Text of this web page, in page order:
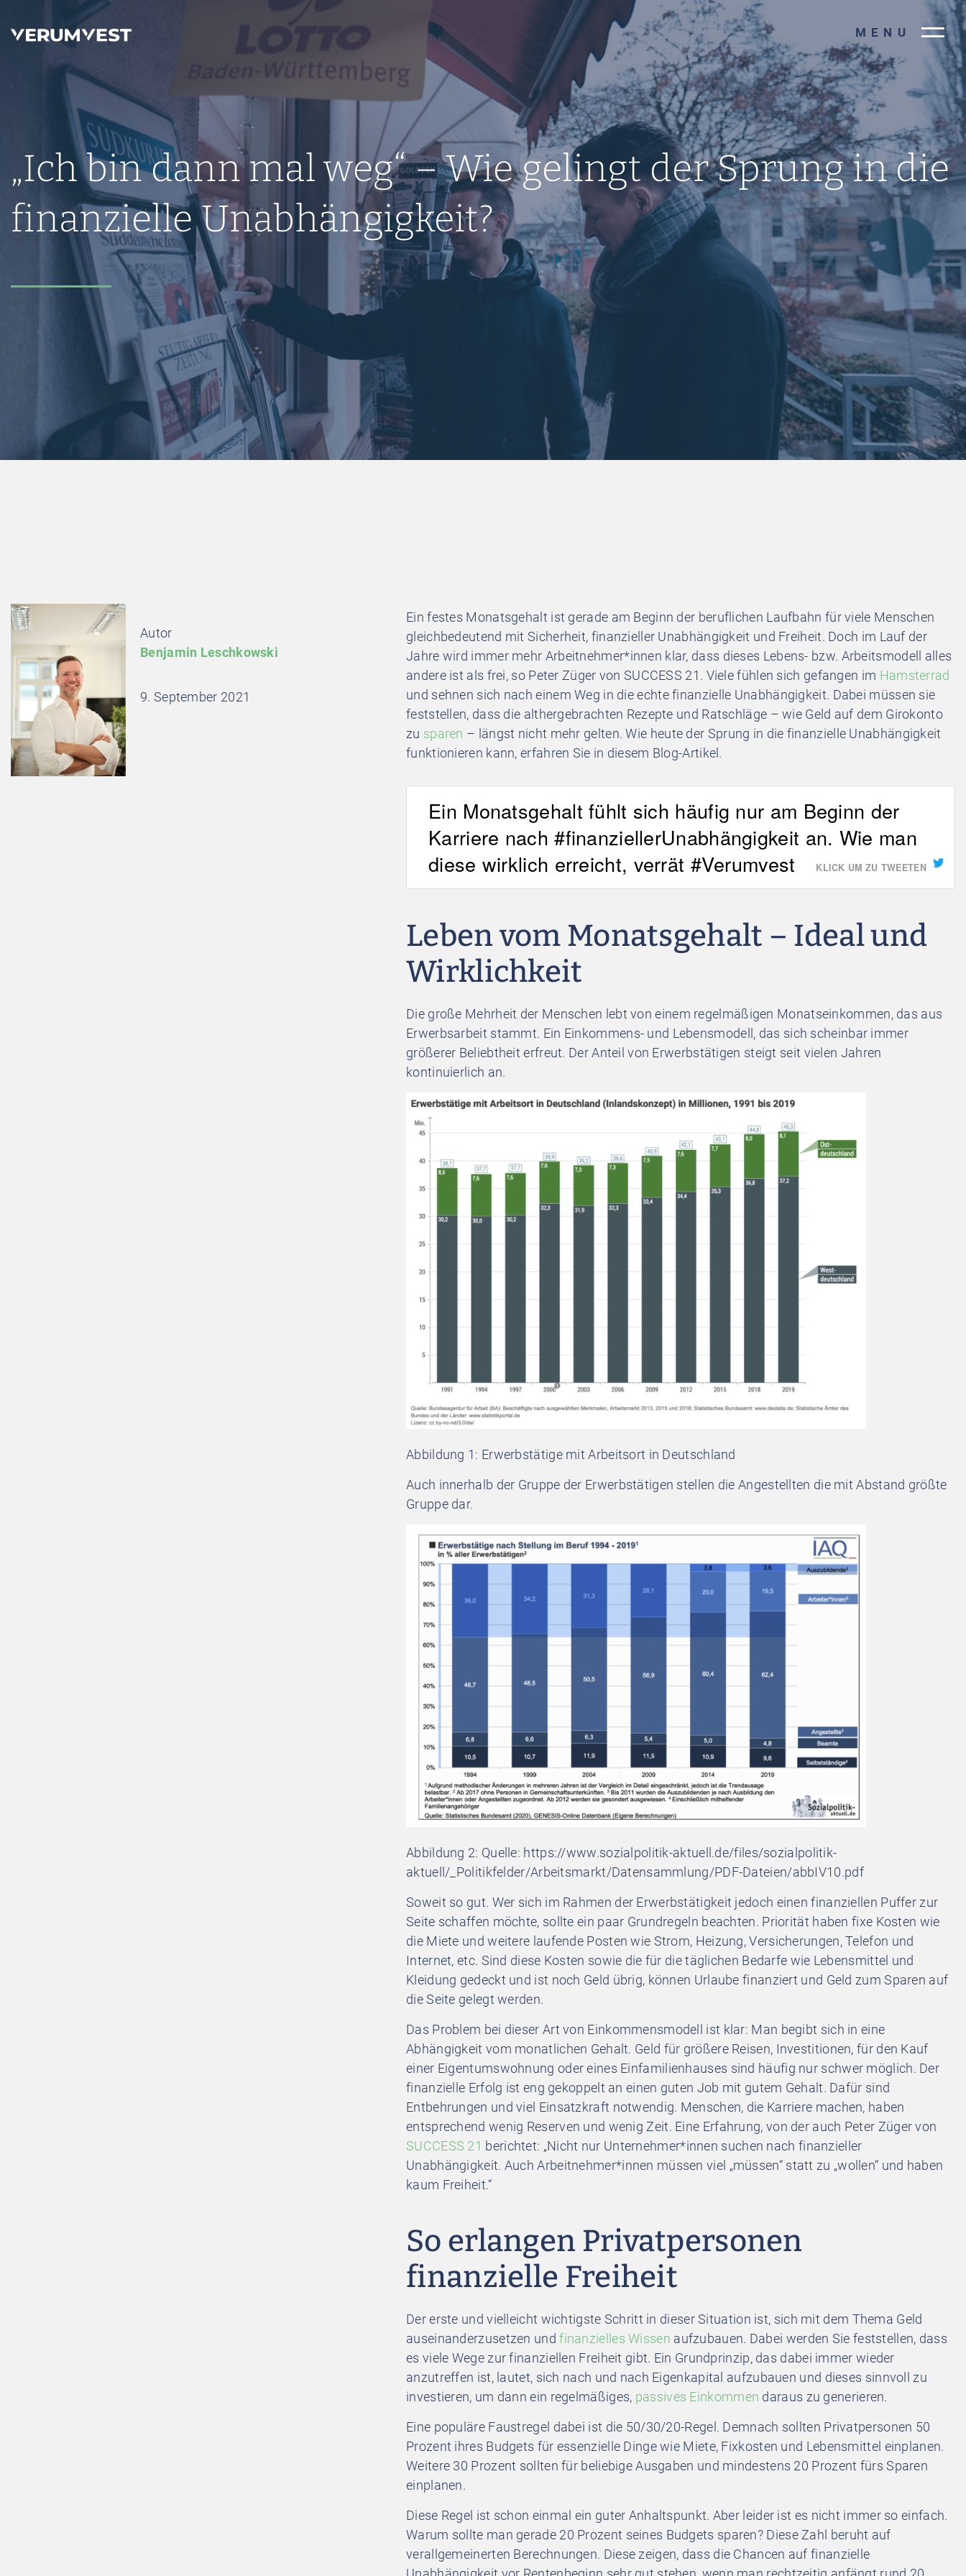
MENU
„Ich bin dann mal weg“ – Wie gelingt der Sprung in die
finanzielle Unabhängigkeit?
Autor
Benjamin Leschkowski
9. September 2021
Ein festes Monatsgehalt ist gerade am Beginn der beruflichen Laufbahn für viele Menschen
gleichbedeutend mit Sicherheit, finanzieller Unabhängigkeit und Freiheit. Doch im Lauf der
Jahre wird immer mehr Arbeitnehmer*innen klar, dass dieses Lebens- bzw. Arbeitsmodell alles
andere ist als frei, so Peter Züger von SUCCESS 21. Viele fühlen sich gefangen im Hamsterrad
und sehnen sich nach einem Weg in die echte finanzielle Unabhängigkeit. Dabei müssen sie
feststellen, dass die althergebrachten Rezepte und Ratschläge – wie Geld auf dem Girokonto
zu sparen – längst nicht mehr gelten. Wie heute der Sprung in die finanzielle Unabhängigkeit
funktionieren kann, erfahren Sie in diesem Blog-Artikel.
Ein Monatsgehalt fühlt sich häufig nur am Beginn der
Karriere nach #finanziellerUnabhängigkeit an. Wie man
diese wirklich erreicht, verrät #Verumvest
KLICK UM ZU TWEETEN
Leben vom Monatsgehalt – Ideal und
Wirklichkeit
Die große Mehrheit der Menschen lebt von einem regelmäßigen Monatseinkommen, das aus
Erwerbsarbeit stammt. Ein Einkommens- und Lebensmodell, das sich scheinbar immer
größerer Beliebtheit erfreut. Der Anteil von Erwerbstätigen steigt seit vielen Jahren
kontinuierlich an.
Abbildung 1: Erwerbstätige mit Arbeitsort in Deutschland
Auch innerhalb der Gruppe der Erwerbstätigen stellen die Angestellten die mit Abstand größte
Gruppe dar.
Abbildung 2: Quelle: https://www.sozialpolitik-aktuell.de/files/sozialpolitik-
aktuell/_Politikfelder/Arbeitsmarkt/Datensammlung/PDF-Dateien/abbIV10.pdf
Soweit so gut. Wer sich im Rahmen der Erwerbstätigkeit jedoch einen finanziellen Puffer zur
Seite schaffen möchte, sollte ein paar Grundregeln beachten. Priorität haben fixe Kosten wie
die Miete und weitere laufende Posten wie Strom, Heizung, Versicherungen, Telefon und
Internet, etc. Sind diese Kosten sowie die für die täglichen Bedarfe wie Lebensmittel und
Kleidung gedeckt und ist noch Geld übrig, können Urlaube finanziert und Geld zum Sparen auf
die Seite gelegt werden.
Das Problem bei dieser Art von Einkommensmodell ist klar: Man begibt sich in eine
Abhängigkeit vom monatlichen Gehalt. Geld für größere Reisen, Investitionen, für den Kauf
einer Eigentumswohnung oder eines Einfamilienhauses sind häufig nur schwer möglich. Der
finanzielle Erfolg ist eng gekoppelt an einen guten Job mit gutem Gehalt. Dafür sind
Entbehrungen und viel Einsatzkraft notwendig. Menschen, die Karriere machen, haben
entsprechend wenig Reserven und wenig Zeit. Eine Erfahrung, von der auch Peter Züger von
SUCCESS 21 berichtet: „Nicht nur Unternehmer*innen suchen nach finanzieller
Unabhängigkeit. Auch Arbeitnehmer*innen müssen viel „müssen“ statt zu „wollen“ und haben
kaum Freiheit.“
So erlangen Privatpersonen
finanzielle Freiheit
Der erste und vielleicht wichtigste Schritt in dieser Situation ist, sich mit dem Thema Geld
auseinanderzusetzen und finanzielles Wissen aufzubauen. Dabei werden Sie feststellen, dass
es viele Wege zur finanziellen Freiheit gibt. Ein Grundprinzip, das dabei immer wieder
anzutreffen ist, lautet, sich nach und nach Eigenkapital aufzubauen und dieses sinnvoll zu
investieren, um dann ein regelmäßiges, passives Einkommen daraus zu generieren.
Eine populäre Faustregel dabei ist die 50/30/20-Regel. Demnach sollten Privatpersonen 50
Prozent ihres Budgets für essenzielle Dinge wie Miete, Fixkosten und Lebensmittel einplanen.
Weitere 30 Prozent sollten für beliebige Ausgaben und mindestens 20 Prozent fürs Sparen
einplanen.
Diese Regel ist schon einmal ein guter Anhaltspunkt. Aber leider ist es nicht immer so einfach.
Warum sollte man gerade 20 Prozent seines Budgets sparen? Diese Zahl beruht auf
verallgemeinerten Berechnungen. Diese zeigen, dass die Chancen auf finanzielle